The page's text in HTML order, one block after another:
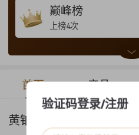
巅峰榜
上榜4次
荣获 股票型阳光私募2018年
荣获 股票型阳光私募2018年
区 第9名
荣获 股票型阳光私募2018年
区 第
名
首页 产品
黄铂 所属公司
验证码登录/注册